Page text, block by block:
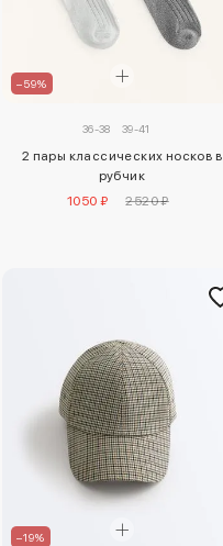
–59%
36-38 39-41
2 пары классических носков в
рубчик
1050 ₽
2520 ₽
–19%